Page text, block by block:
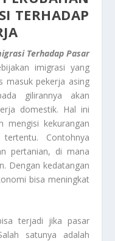
TERHADAP
Terhadap Pasar
imigrasi yang
masuk pekerja asing
gilirannya akan
domestik. Hal ini
mengisi kekurangan
Contohnya
pertanian, di mana
Dengan kedatangan
bisa meningkat
terjadi jika pasar
satunya adalah